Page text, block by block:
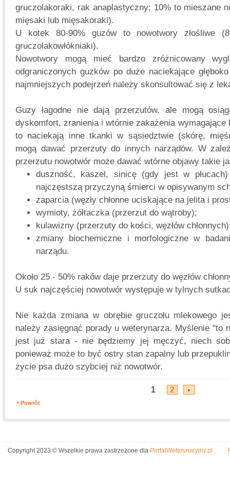
gruczolakoraki, rak anaplastyczny; 10% to mieszane
mięsaki lub mięsakoraki).
U kotek 80-90% guzów to nowotwory złośliwe
gruczolakowłókniaki).
Nowotwory mogą mieć bardzo zróżnicowany
odgraniczonych guzków po duże naciekające
najmniejszych podejrzeń należy skonsultować się z
Guzy łagodne nie dają przerzutów, ale mogą
dyskomfort, zranienia i wtórnie zakażenia wymagające
to naciekają inne tkanki w sąsiedztwie (skórę,
mogą dawać przerzuty do innych narządów. W
przerzutu nowotwór może dawać wtórne objawy takie
duszność, kaszel, sinicę (gdy jest w
najczęstszą przyczyną śmierci w opisywanym
zaparcia (węzły chłonne uciskające na jelita i
wymioty, żółtaczka (przerzut do wątroby);
kulawizny (przerzuty do kości, węzłów
zmiany biochemiczne i morfologiczne w
narządu.
Około 25 - 50% raków daje przerzuty do węzłów
U suk najczęściej nowotwór występuje w tylnych
Nie każda zmiana w obrębie gruczołu mlekowego
należy zasięgnąć porady u weterynarza. Myślenie "to
jest już stara - nie będziemy jej męczyć, niech
ponieważ może to być ostry stan zapalny lub
życie psa dużo szybciej niż nowotwór.
1 2
Powrót
Copyright 2023 © Wszelkie prawa zastrzeżone dla PortalWeterynaryjny.pl